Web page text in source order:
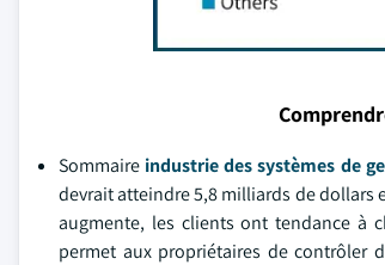
Sommaire industrie des systèmes de
devrait atteindre 5,8 milliards de dollars
augmente, les clients ont tendance à
permet aux propriétaires de contrôler